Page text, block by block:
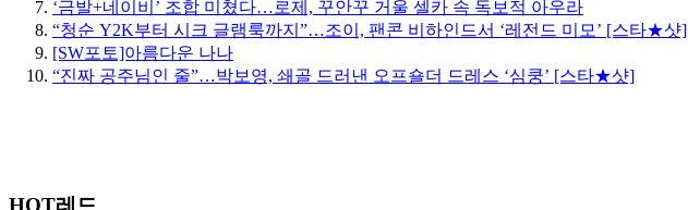
‘금발+네이비’ 조합 미쳤다…로제, 꾸안꾸 거울 셀카 속 독보적 아우라
“청순 Y2K부터 시크 글램룩까지”…조이, 팬콘 비하인드서 ‘레전드 미모’ [스타★샷]
[SW포토]아름다운 나나
“진짜 공주님인 줄”…박보영, 쇄골 드러낸 오프숄더 드레스 ‘심쿵’ [스타★샷]
HOT레드